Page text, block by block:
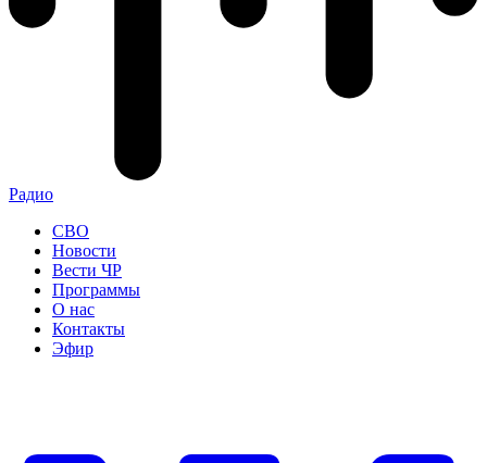
Радио
СВО
Новости
Вести ЧР
Программы
О нас
Контакты
Эфир